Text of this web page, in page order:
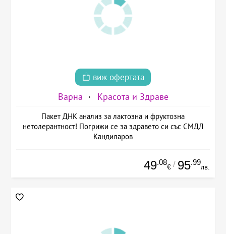
виж офертата
Варна Красота и Здраве
Пакет ДНК анализ за лактозна и фруктозна
нетолерантност! Погрижи се за здравето си със СМДЛ
Кандиларов
49.08
€ / 95.99
лв.